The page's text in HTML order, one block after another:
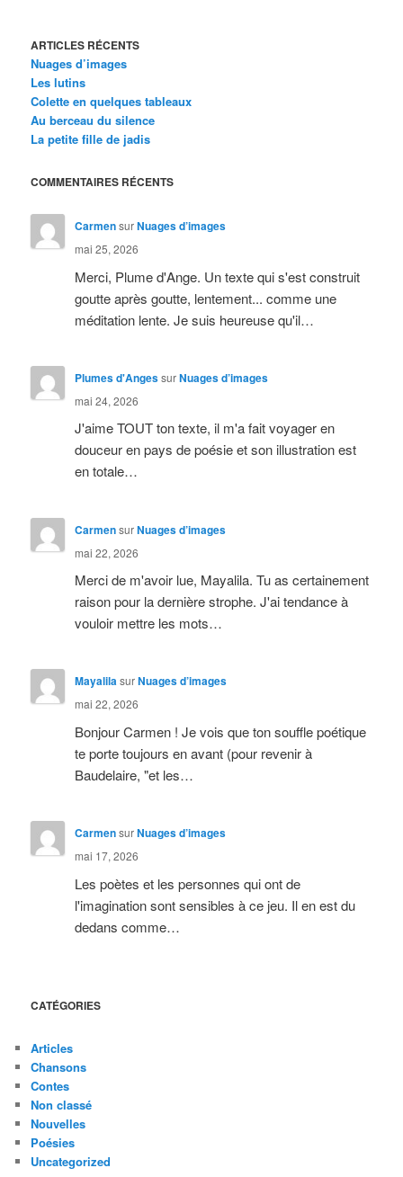
ARTICLES RÉCENTS
Nuages d’images
Les lutins
Colette en quelques tableaux
Au berceau du silence
La petite fille de jadis
COMMENTAIRES RÉCENTS
CarmensurNuages d’images
mai 25, 2026
Merci, Plume d'Ange. Un texte qui s'est construit
goutte après goutte, lentement... comme une
méditation lente. Je suis heureuse qu'il…
Plumes d'AngessurNuages d’images
mai 24, 2026
J'aime TOUT ton texte, il m'a fait voyager en
douceur en pays de poésie et son illustration est
en totale…
CarmensurNuages d’images
mai 22, 2026
Merci de m'avoir lue, Mayalila. Tu as certainement
raison pour la dernière strophe. J'ai tendance à
vouloir mettre les mots…
MayalilasurNuages d’images
mai 22, 2026
Bonjour Carmen ! Je vois que ton souffle poétique
te porte toujours en avant (pour revenir à
Baudelaire, "et les…
CarmensurNuages d’images
mai 17, 2026
Les poètes et les personnes qui ont de
l'imagination sont sensibles à ce jeu. Il en est du
dedans comme…
CATÉGORIES
Articles
Chansons
Contes
Non classé
Nouvelles
Poésies
Uncategorized